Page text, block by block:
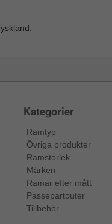
Kategorier
Ramtyp
Övriga produkter
Ramstorlek
Märken
Ramar efter mått
Passepartouter
Tillbehör